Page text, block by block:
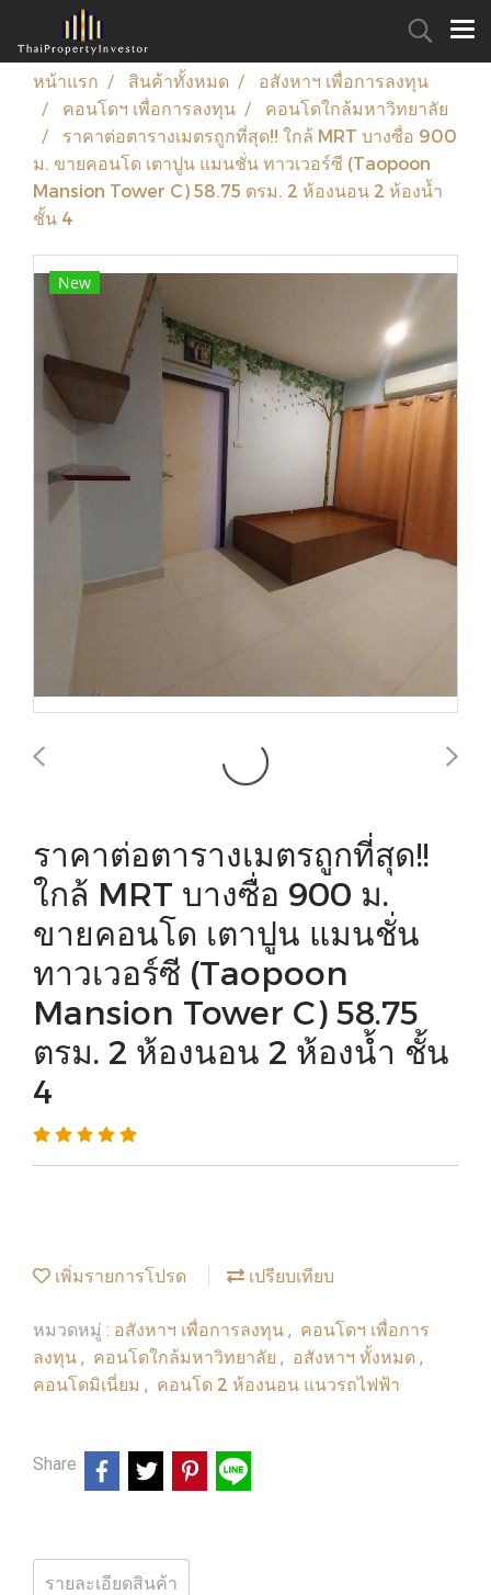
หน้าแรก สินค้าทั้งหมด
อสังหาฯ เพื่อการลงทุน
คอนโดฯ เพื่อการลงทุน
คอนโดใกล้มหาวิทยาลัย
ราคาต่อตารางเมตรถูกที่สุด!! ใกล้ MRT บางซื่อ 900
ม. ขายคอนโด เตาปูน แมนชั่น ทาวเวอร์ซี (Taopoon
Mansion Tower C) 58.75 ตรม. 2 ห้องนอน 2 ห้องน้ำ
ชั้น 4
New
ราคาต่อตารางเมตรถูกที่สุด!!
ใกล้ MRT บางซื่อ 900 ม.
ขายคอนโด เตาปูน แมนชั่น
ทาวเวอร์ซี (Taopoon
Mansion Tower C) 58.75
ตรม. 2 ห้องนอน 2 ห้องน้ำ ชั้น
4
เพิ่มรายการโปรด เปรียบเทียบ
หมวดหมู่ : อสังหาฯ เพื่อการลงทุน , คอนโดฯ เพื่อการ
ลงทุน , คอนโดใกล้มหาวิทยาลัย , อสังหาฯ ทั้งหมด ,
คอนโดมิเนี่ยม , คอนโด 2 ห้องนอน แนวรถไฟฟ้า
Share
รายละเอียดสินค้า